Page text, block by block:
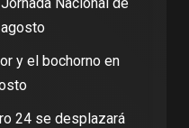
y el bochorno en
24 se desplazará